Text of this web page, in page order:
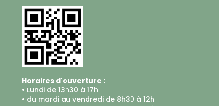
Horaires d'ouverture :
• Lundi de 13h30 à 17h
• du mardi au vendredi de 8h30 à 12h